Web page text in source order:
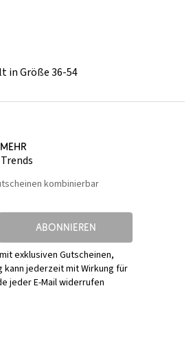
in Größe 36-54
Trends
kombinierbar
ABONNIEREN
exklusiven Gutscheinen,
kann jederzeit mit Wirkung für
jeder E-Mail widerrufen